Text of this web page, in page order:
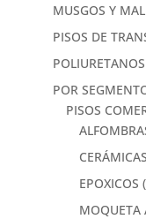
MUSGOS Y
PISOS DE
POR
PISOS